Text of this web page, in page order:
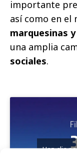
importante
así como en
marquesinas
una amplia
sociales.
Haz clic